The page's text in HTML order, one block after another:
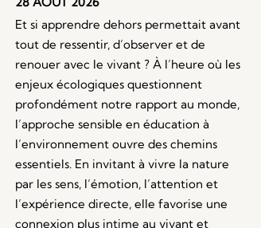
Et si apprendre dehors permettait avant
tout de ressentir, d’observer et de
renouer avec le vivant ? À l’heure où les
enjeux écologiques questionnent
profondément notre rapport au monde,
l’approche sensible en éducation à
l’environnement ouvre des chemins
essentiels. En invitant à vivre la nature
par les sens, l’émotion, l’attention et
l’expérience directe, elle favorise une
connexion plus intime au vivant et